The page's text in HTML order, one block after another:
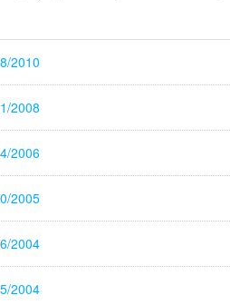
2010
2008
2006
2005
2004
2004